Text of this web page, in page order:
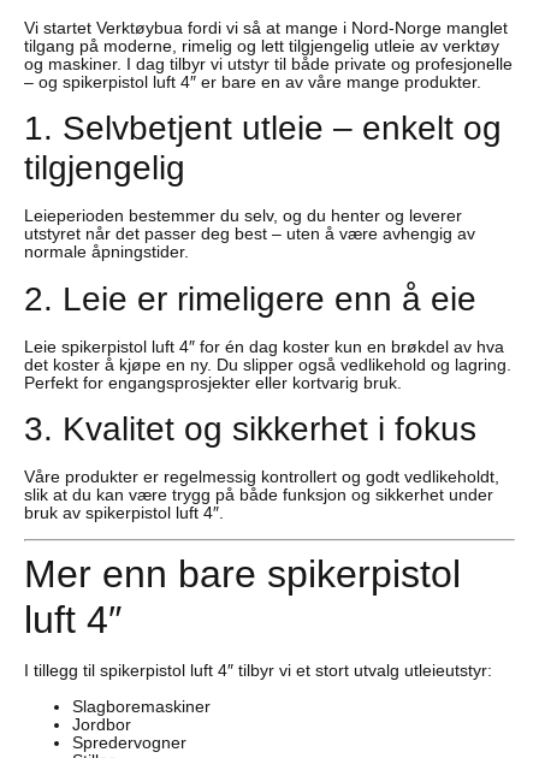
Vi startet Verktøybua fordi vi så at mange i Nord-Norge manglet
tilgang på moderne, rimelig og lett tilgjengelig utleie av verktøy
og maskiner. I dag tilbyr vi utstyr til både private og profesjonelle
– og spikerpistol luft 4″ er bare en av våre mange produkter.
1. Selvbetjent utleie – enkelt og
tilgjengelig
Leieperioden bestemmer du selv, og du henter og leverer
utstyret når det passer deg best – uten å være avhengig av
normale åpningstider.
2. Leie er rimeligere enn å eie
Leie spikerpistol luft 4″ for én dag koster kun en brøkdel av hva
det koster å kjøpe en ny. Du slipper også vedlikehold og lagring.
Perfekt for engangsprosjekter eller kortvarig bruk.
3. Kvalitet og sikkerhet i fokus
Våre produkter er regelmessig kontrollert og godt vedlikeholdt,
slik at du kan være trygg på både funksjon og sikkerhet under
bruk av spikerpistol luft 4″.
Mer enn bare spikerpistol
luft 4″
I tillegg til spikerpistol luft 4″ tilbyr vi et stort utvalg utleieutstyr:
Slagboremaskiner
Jordbor
Spredervogner